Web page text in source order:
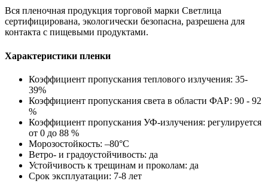
Вся пленочная продукция торговой марки Светлица
сертифицирована, экологически безопасна, разрешена для
контакта с пищевыми продуктами.
Характеристики пленки
Коэффициент пропускания теплового излучения: 35-
39%
Коэффициент пропускания света в области ФАР: 90 - 92
%
Коэффициент пропускания УФ-излучения: регулируется
от 0 до 88 %
Морозостойкость: –80°С
Ветро- и градоустойчивость: да
Устойчивость к трещинам и проколам: да
Срок эксплуатации: 7-8 лет